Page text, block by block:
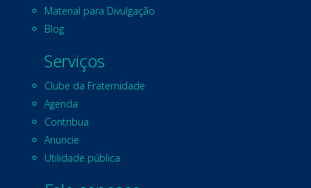
Material para Divulgação
Blog
Serviços
Clube da Fraternidade
Agenda
Contribua
Anuncie
Utilidade pública